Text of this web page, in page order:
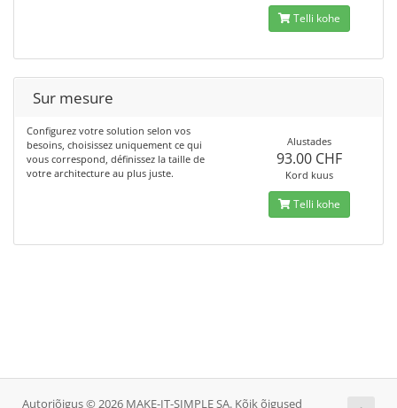
Telli kohe
Sur mesure
Configurez votre solution selon vos
besoins, choisissez uniquement ce qui
vous correspond, définissez la taille de
votre architecture au plus juste.
Alustades
93.00 CHF
Kord kuus
Telli kohe
Autoriõigus © 2026 MAKE-IT-SIMPLE SA. Kõik õigused